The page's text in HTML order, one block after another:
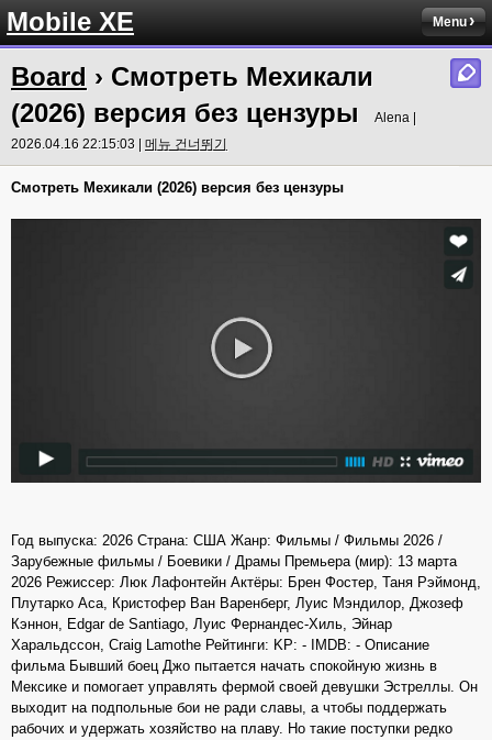
Mobile XE Menu
Board › Смотреть Мехикали
(2026) версия без цензуры
Alena |
2026.04.16 22:15:03 | 메뉴 건너뛰기
Смотреть Мехикали (2026) версия без цензуры
Год выпуска: 2026 Страна: США Жанр: Фильмы / Фильмы 2026 /
Зарубежные фильмы / Боевики / Драмы Премьера (мир): 13 марта
2026 Режиссер: Люк Лафонтейн Актёры: Брен Фостер, Таня Рэймонд,
Плутарко Аса, Кристофер Ван Варенберг, Луис Мэндилор, Джозеф
Кэннон, Edgar de Santiago, Луис Фернандес-Хиль, Эйнар
Харальдссон, Craig Lamothe Рейтинги: KP: - IMDB: - Описание
фильма Бывший боец Джо пытается начать спокойную жизнь в
Мексике и помогает управлять фермой своей девушки Эстреллы. Он
выходит на подпольные бои не ради славы, а чтобы поддержать
рабочих и удержать хозяйство на плаву. Но такие поступки редко